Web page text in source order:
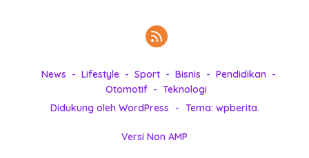
News Lifestyle Sport Bisnis
Pendidikan
Otomotif
Teknologi
Didukung oleh WordPress
- Tema: wpberita.
Versi Non AMP